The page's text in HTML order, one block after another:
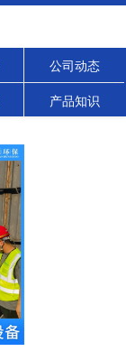
公司动态
产品知识